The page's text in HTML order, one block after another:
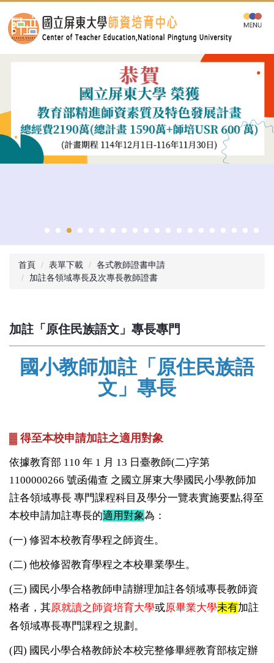
到
主
首頁 表單下載
各式教師證書申請
加註各領域專長及次專長教師證書
加註「原住民族語文」專長專門
國小教師加註「原住民族語
文」專長
▓ 得至本校申請加註之適用對象
依據教育部 110 年 1 月 13 日臺教師(二)字第
1100000266 號函備查 之國立屏東大學國民小學教師加
註各領域專長 專門課程科目及學分一覽表實施要點,得至
本校申請加註專長的適用對象為：
(一) 修習本校教育學程之師資生。
(二) 他校修習教育學程之本校畢業學生。
(三) 國民小學合格教師申請辦理加註各領域專長教師資
格者，其原就讀之師資培育大學或原畢業大學未有加註
各領域專長專門課程之規劃。
(四) 國民小學合格教師於本校完整修畢經教育部核定辦